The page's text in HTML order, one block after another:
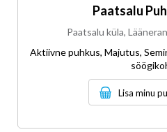
Paatsalu
Paatsalu küla,
Aktiivne puhkus, Majutus,
Lisa minu